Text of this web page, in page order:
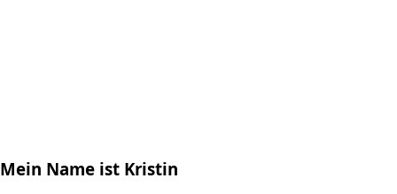
Mein Name ist Kristin